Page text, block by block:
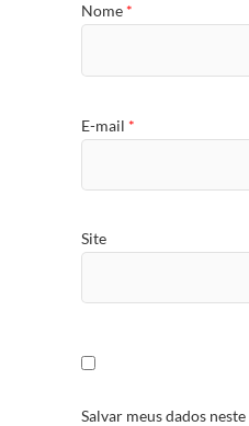
Nome *
E-mail *
Site
Salvar meus dados